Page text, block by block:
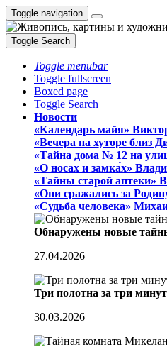
Toggle navigation
Toggle Search
Toggle menubar
Toggle fullscreen
Boxed page
Toggle Search
Новости
«Календарь майя»
«Вечера на хуторе близ
«Тайна дома № 12 на
«О носах и замка́х»
«Тайны старой аптеки»
«Они сражались за
«Судьба человека»
Обнаружены новые
27.04.2026
Три полотна за три
30.03.2026